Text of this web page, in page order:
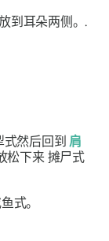
到耳朵两侧。.
式然后回到 肩
松下来 摊尸式
式。